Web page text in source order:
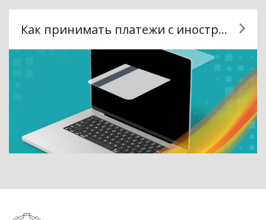
Как принимать платежи с иностранных карт?